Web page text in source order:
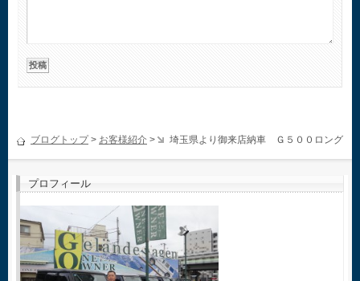
ブログトップ> お客様紹介 > 埼玉県より御来店納車 Ｇ５００ロング
プロフィール